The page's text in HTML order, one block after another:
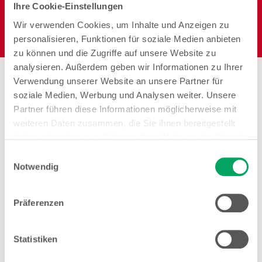
Ihre Cookie-Einstellungen
Wir verwenden Cookies, um Inhalte und Anzeigen zu
personalisieren, Funktionen für soziale Medien anbieten
zu können und die Zugriffe auf unsere Website zu
analysieren. Außerdem geben wir Informationen zu Ihrer
Verwendung unserer Website an unsere Partner für
soziale Medien, Werbung und Analysen weiter. Unsere
Partner führen diese Informationen möglicherweise mit
weiteren Daten zusammen, die Sie ihnen bereitgestellt
Einstellungen zu den Cookies finden Sie
Notwendig
Präferenzen
Statistiken
Elektro
Stores in der Nähe von
Woolworth – Werne
8.14 km